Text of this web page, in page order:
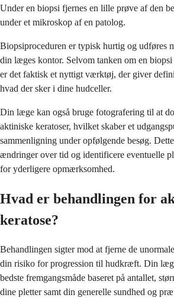
Under en biopsi fjernes en lille prøve af den
under et mikroskop af en patolog.
Biopsiproceduren er typisk hurtig og udføres
din læges kontor. Selvom tanken om en
er det faktisk et nyttigt værktøj, der giver
hvad der sker i dine hudceller.
Din læge kan også bruge fotografering til at
aktiniske keratoser, hvilket skaber et
sammenligning under opfølgende besøg.
ændringer over tid og identificere eventuelle
for yderligere opmærksomhed.
Hvad er behandlingen for
keratose?
Behandlingen sigter mod at fjerne de
din risiko for progression til hudkræft. Din
bedste fremgangsmåde baseret på antallet,
dine pletter samt din generelle sundhed og